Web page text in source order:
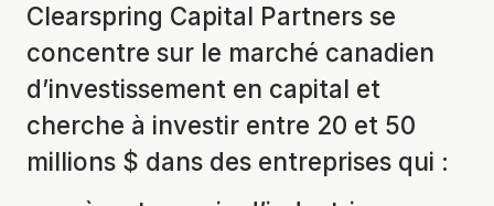
Clearspring Capital Partners se
concentre sur le marché canadien
d’investissement en capital et
cherche à investir entre 20 et 50
millions $ dans des entreprises qui :